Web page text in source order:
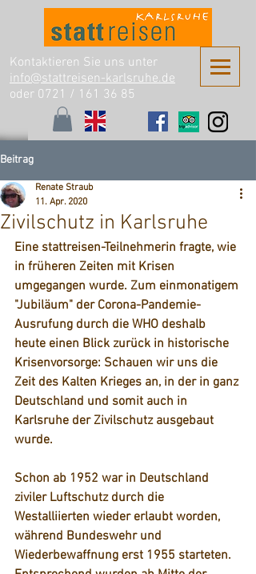
Kontaktieren Sie uns unter
info@stattreisen-karlsruhe.de
oder 0721 / 161 36 85
Beitrag
Zivilschutz in Karlsruhe
Renate Straub
11. Apr. 2020
Eine stattreisen-Teilnehmerin fragte, wie
in früheren Zeiten mit Krisen
umgegangen wurde. Zum einmonatigem
"Jubiläum" der Corona-Pandemie-
Ausrufung durch die WHO deshalb
heute einen Blick zurück in historische
Krisenvorsorge: Schauen wir uns die
Zeit des Kalten Krieges an, in der in ganz
Deutschland und somit auch in
Karlsruhe der Zivilschutz ausgebaut
wurde.
Schon ab 1952 war in Deutschland
ziviler Luftschutz durch die
Westalliierten wieder erlaubt worden,
während Bundeswehr und
Wiederbewaffnung erst 1955 starteten.